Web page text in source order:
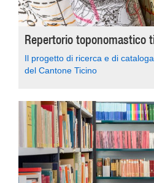
Repertorio toponomastico
Il progetto di ricerca e di
del Cantone Ticino